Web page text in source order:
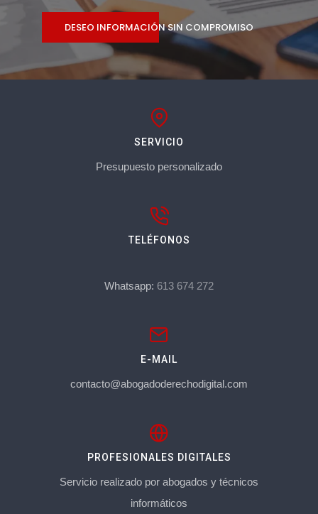
DESEO INFORMACIÓN SIN COMPROMISO
SERVICIO
Presupuesto personalizado
TELÉFONOS
Whatsapp: 613 674 272
E-MAIL
contacto@abogadoderechodigital.com
PROFESIONALES DIGITALES
Servicio realizado por abogados y técnicos
informáticos